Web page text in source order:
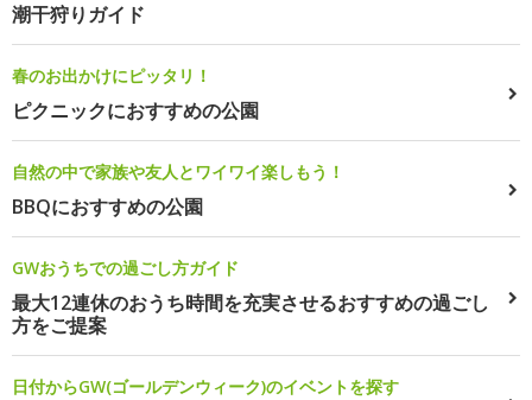
潮干狩りガイド
春のお出かけにピッタリ！
ピクニックにおすすめの公園
自然の中で家族や友人とワイワイ楽しもう！
BBQにおすすめの公園
GWおうちでの過ごし方ガイド
最大12連休のおうち時間を充実させるおすすめの過ごし
方をご提案
日付からGW(ゴールデンウィーク)のイベントを探す